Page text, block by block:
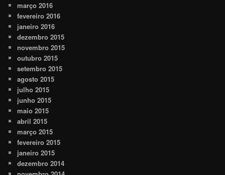
março 2016
fevereiro 2016
janeiro 2016
dezembro 2015
novembro 2015
outubro 2015
setembro 2015
agosto 2015
julho 2015
junho 2015
maio 2015
abril 2015
março 2015
fevereiro 2015
janeiro 2015
dezembro 2014